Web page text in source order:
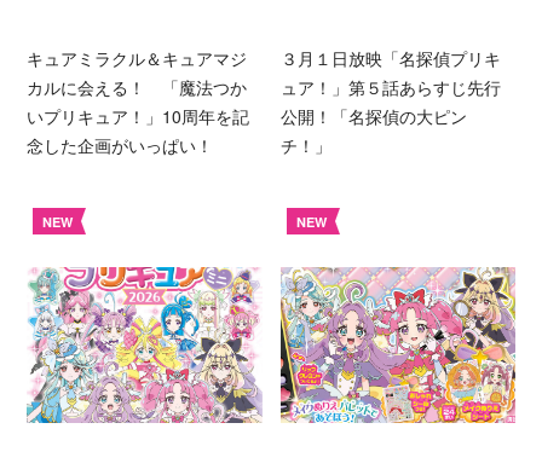
キュアミラクル＆キュアマジ
カルに会える！ 「魔法つか
いプリキュア！」10周年を記
念した企画がいっぱい！
３月１日放映「名探偵プリキ
ュア！」第５話あらすじ先行
公開！「名探偵の大ピン
チ！」
NEW NEW